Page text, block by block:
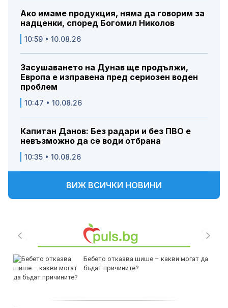
Ако имаме продукция, няма да говорим за
надценки, според Богомил Николов
10:59 • 10.08.26
Засушаването на Дунав ще продължи,
Европа е изправена пред сериозен воден
проблем
10:47 • 10.08.26
Капитан Данов: Без радари и без ПВО е
невъзможно да се води отбрана
10:35 • 10.08.26
ВИЖ ВСИЧКИ НОВИНИ
Бебето отказва шише – какви могат да
бъдат причините?